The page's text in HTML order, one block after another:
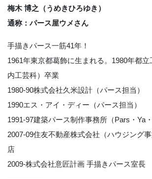
梅木 博之（うめきひろゆき）
通称：パース屋ウメさん
手描きパース一筋41年！
1961年東京都葛飾に生まれる。1980年都
内工芸科）卒業
1980-90株式会社久米設計（パース担当）
1990エス・アイ・ディー（パース担当）
1991-97建築パース制作事務所（Pars・Ya・
2007-09住友不動産株式会社（ハウジング
店
2009-株式会社意匠計画 手描きパース室長